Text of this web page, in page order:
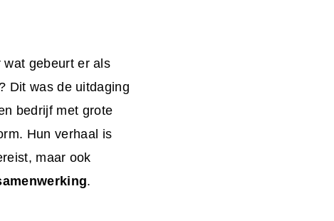
gebeurt er als
Dit was de uitdaging
bedrijf met grote
Hun verhaal is
maar ook
.